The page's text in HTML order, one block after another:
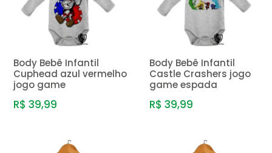
Body Bebê Infantil
Cuphead azul vermelho
jogo game
R$ 39,99
Body Bebê Infantil
Castle Crashers jogo
game espada
R$ 39,99